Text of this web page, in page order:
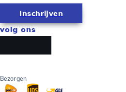
Inschrijven
volg ons
Bezorgen